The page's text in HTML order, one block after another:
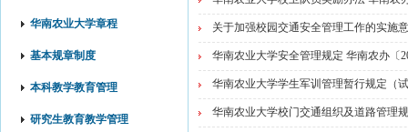
华南农业大学章程
基本规章制度
本科教学教育管理
研究生教育教学管理
关于加强校园交通安全管理工作的实施
华南农业大学安全管理规定 华南农办〔
华南农业大学学生军训管理暂行规定（
华南农业大学校门交通组织及道路管理